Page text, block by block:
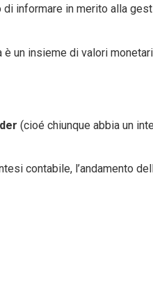
informare in merito alla
un insieme di valori
(cioé chiunque abbia un
contabile, l’andamento